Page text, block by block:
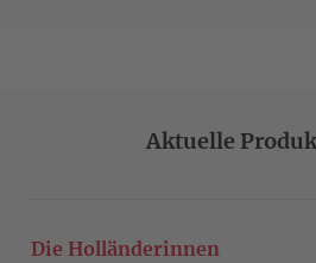
Aktuelle
Die Holländerinnen